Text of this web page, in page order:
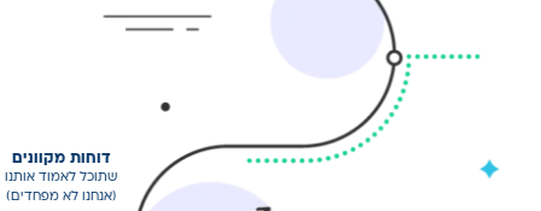
דוחות מקוונים
שתוכל לאמוד אותנו
(אנחנו לא מפחדים)